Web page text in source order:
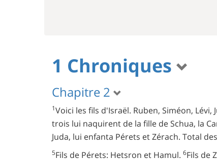
1 Chroniques
Chapitre 2
1Voici les fils d'Israël. Ruben, Siméon, Lévi,
trois lui naquirent de la fille de Schua, la
Juda, lui enfanta Pérets et Zérach. Total
5Fils de Pérets: Hetsron et Hamul. 6Fils de